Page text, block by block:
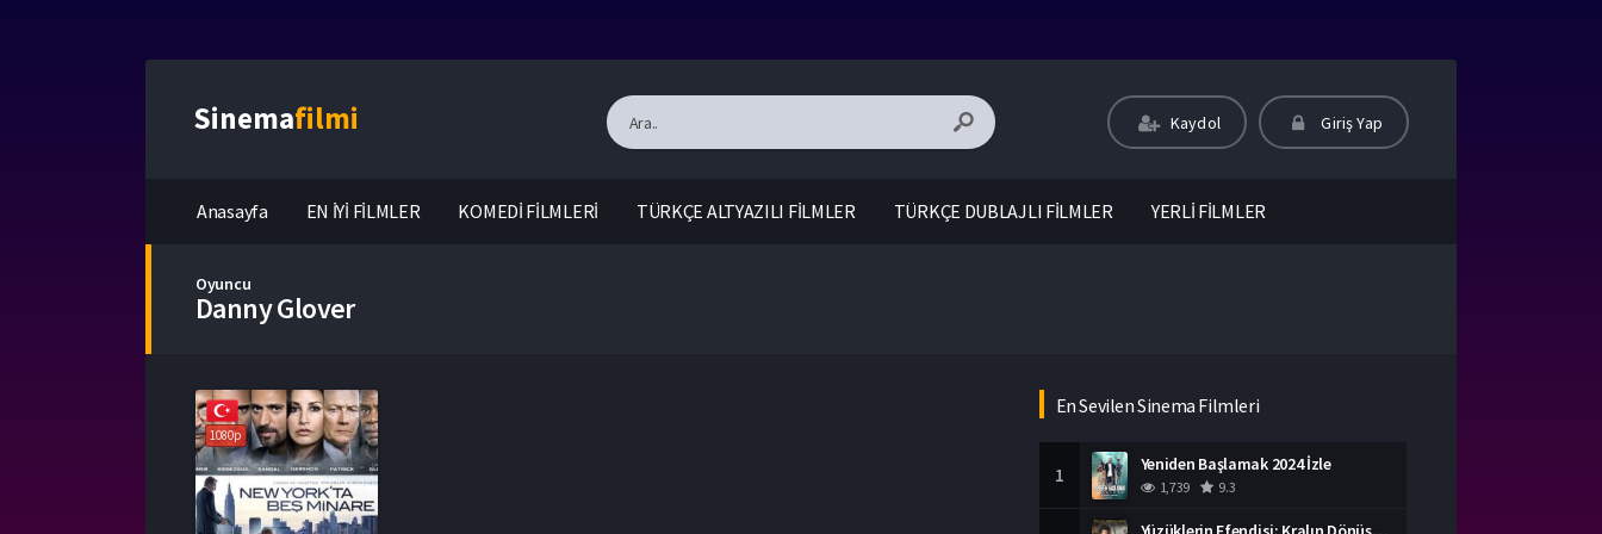
Sinemafilmi Kaydol Giriş Yap
Anasayfa EN İYİ FİLMLER KOMEDİ FİLMLERİ TÜRKÇE ALTYAZILI FİLMLER TÜRKÇE DUBLAJLI FİLMLER YERLİ FİLMLER
Oyuncu
Danny Glover
1080p
En Sevilen Sinema Filmleri
1 Yeniden Başlamak 2024 İzle
1,739 9.3